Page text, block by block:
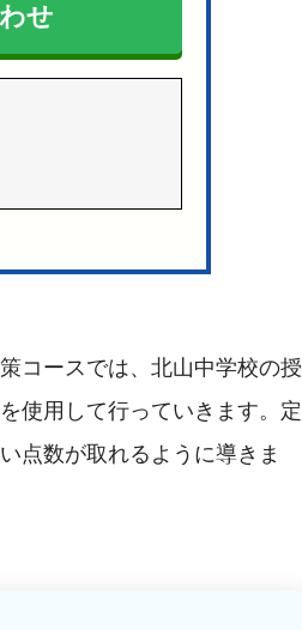
せ
コースでは、北山中学校の授
使用して行っていきます。定
点数が取れるように導きま